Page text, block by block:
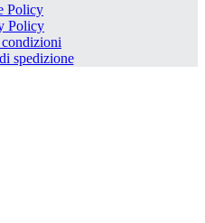
Policy
Policy
spedizione